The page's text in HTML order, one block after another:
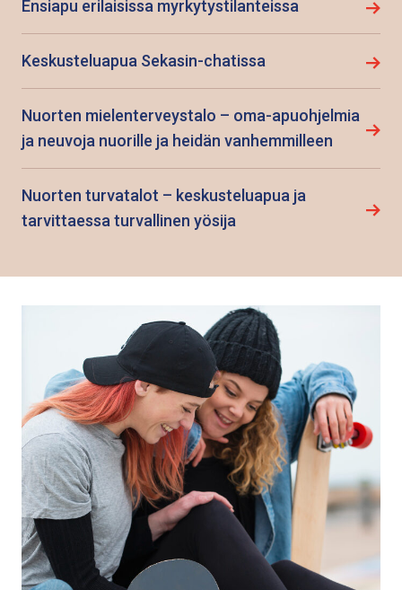
Ensiapu erilaisissa myrkytystilanteissa
Keskusteluapua Sekasin-chatissa
Nuorten mielenterveystalo – oma-apuohjelmia
ja neuvoja nuorille ja heidän vanhemmilleen
Nuorten turvatalot – keskusteluapua ja
tarvittaessa turvallinen yösija